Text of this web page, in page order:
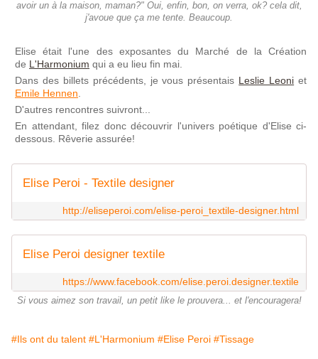
avoir un à la maison, maman?" Oui, enfin, bon, on verra, ok? cela dit,
j'avoue que ça me tente. Beaucoup.
Elise était l'une des exposantes du Marché de la Création
de L'Harmonium qui a eu lieu fin mai.
Dans des billets précédents, je vous présentais Leslie Leoni et
Emile Hennen
D'autres rencontres suivront...
En attendant, filez donc découvrir l'univers poétique d'Elise ci-
dessous. Rêverie assurée!
Elise Peroi - Textile designer
http://eliseperoi.com/elise-peroi_textile-designer.html
Elise Peroi designer textile
https://www.facebook.com/elise.peroi.designer.textile
Si vous aimez son travail, un petit like le prouvera... et l'encouragera!
#Ils ont du talent #L'Harmonium #Elise Peroi #Tissage